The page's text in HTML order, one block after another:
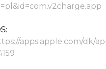
apps.apple.com/dk/